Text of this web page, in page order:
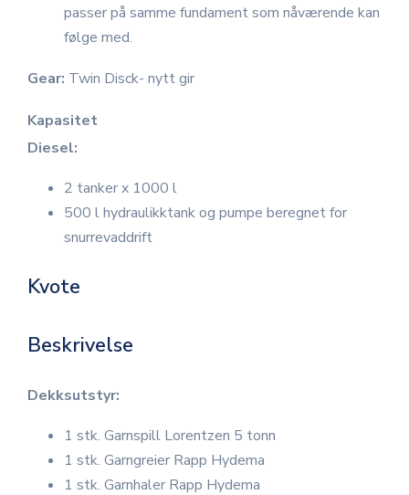
passer på samme fundament som nåværende kan
følge med.
Gear: Twin Disck- nytt gir
Kapasitet
Diesel:
2 tanker x 1000 l
500 l hydraulikktank og pumpe beregnet for
snurrevaddrift
Kvote
Beskrivelse
Dekksutstyr:
1 stk. Garnspill Lorentzen 5 tonn
1 stk. Garngreier Rapp Hydema
1 stk. Garnhaler Rapp Hydema